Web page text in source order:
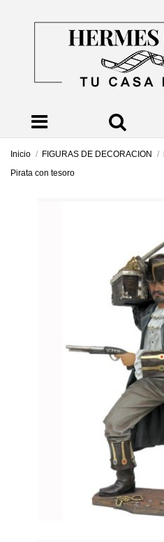
Inicio FIGURAS DE DECORACION
Pirata con tesoro